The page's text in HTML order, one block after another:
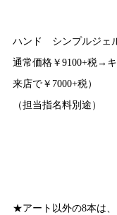
ハンド シンプルジェ
通常価格￥9100+税→
来店で￥7000+税）
（担当指名料別途）
★アート以外の8本は